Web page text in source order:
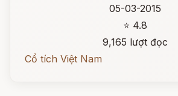
05-03-2015
⭐ 4.8
9,165 lượt đọc
Cổ tích Việt Nam